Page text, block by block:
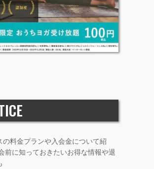
の料金プランや入会金について紹
前に知っておきたいお得な情報や退